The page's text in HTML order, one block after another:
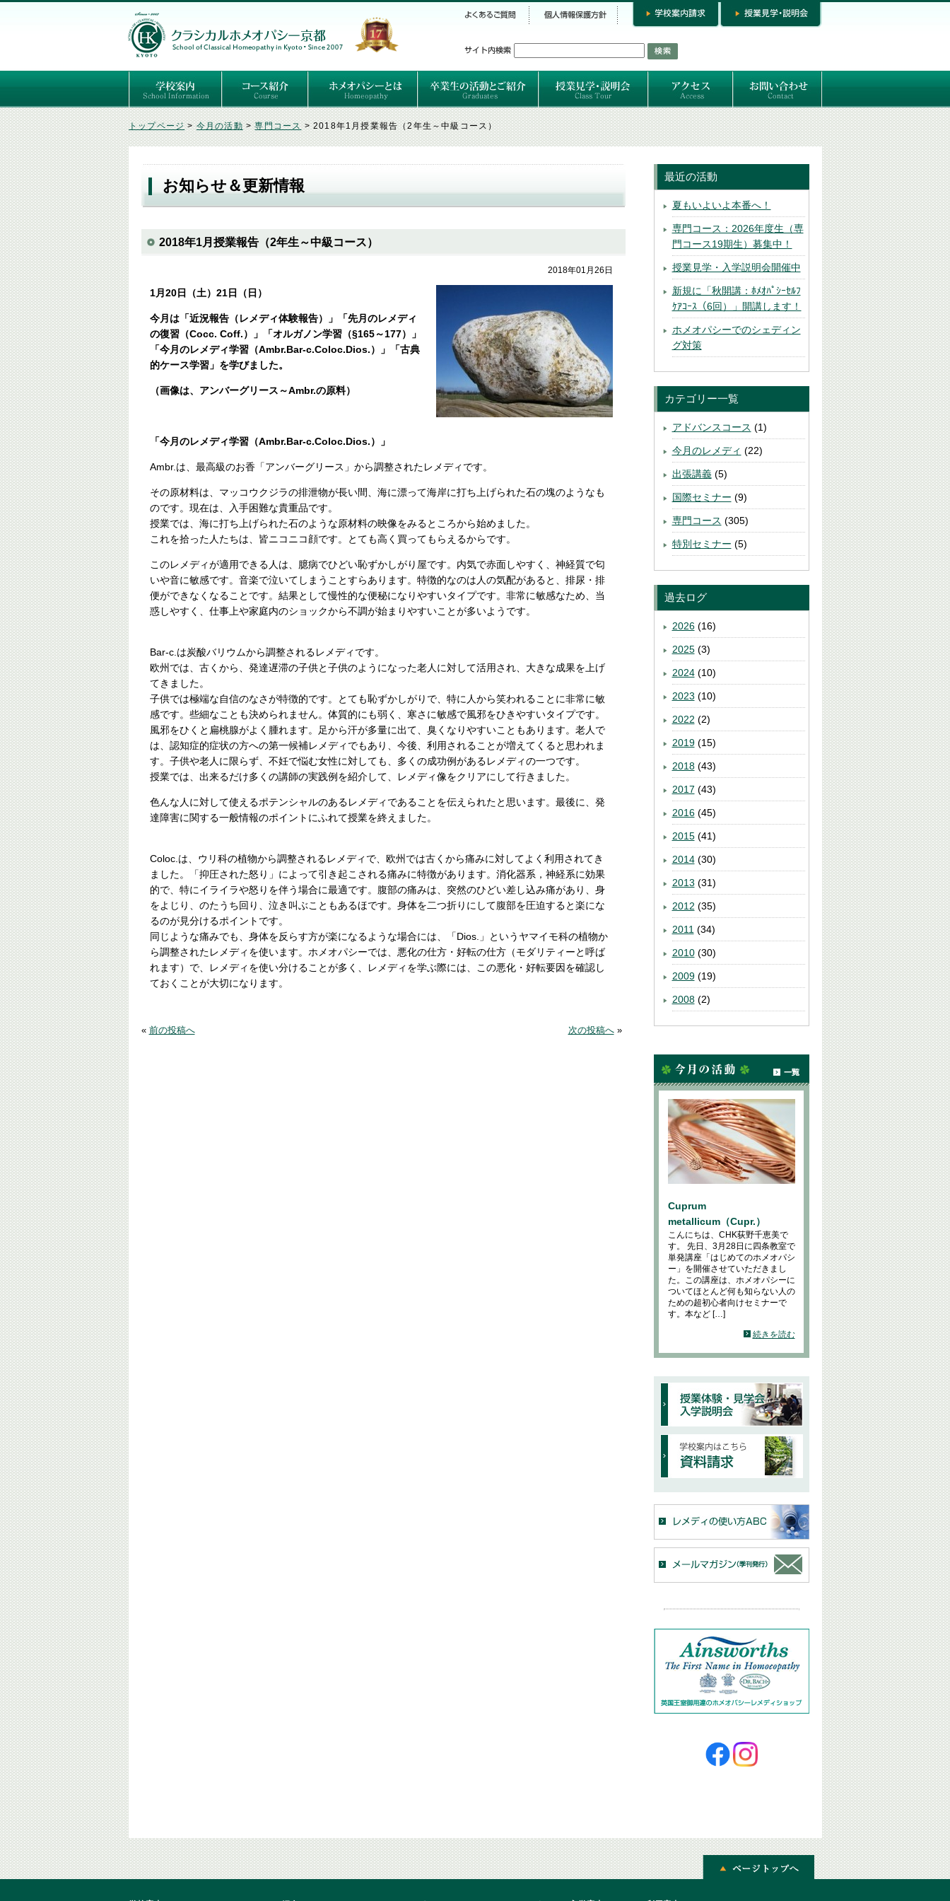
ごあいさつ
３つの基本理念
講師紹介
国際セミナー
ある日の学校生活（写真）
推薦者の声
よくあるご質問
予定表 はじめてのホメオパシー
セルフケアコース
専門コース（4年制）
専門コース（通信）
専門コース編入制度 ホメオパシーとは
クラシカルホメオパシーとは
オルガノンとは
ハーネマンの人生
ハーネマン以後のホメオパス
レメディの使い方ABC 卒業生のご紹介
卒業生の活動 お問い合わせ
専門コースお問い合わせ
専門コース入学お申し込み
個人セッション
トップページ>今月の活動>専門コース>2018年1月授業報告（2年生～中級コース）
お知らせ＆更新情報
2018年1月授業報告（2年生～中級コース）
2018年01月26日
1月20日（土）21日（日）
今月は「近況報告（レメディ体験報告）」「先月のレメディ
の復習（Cocc. Coff.）」「オルガノン学習（§165～177）」
「今月のレメディ学習（Ambr.Bar-c.Coloc.Dios.）」「古典
的ケース学習」を学びました。
（画像は、アンバーグリース～Ambr.の原料）
「今月のレメディ学習（Ambr.Bar-c.Coloc.Dios.）」
Ambr.は、最高級のお香「アンバーグリース」から調整されたレメディです。
その原材料は、マッコウクジラの排泄物が長い間、海に漂って海岸に打ち上げられた石の塊のようなも
のです。現在は、入手困難な貴重品です。
授業では、海に打ち上げられた石のような原材料の映像をみるところから始めました。
これを拾った人たちは、皆ニコニコ顔です。とても高く買ってもらえるからです。
このレメディが適用できる人は、臆病でひどい恥ずかしがり屋です。内気で赤面しやすく、神経質で匂
いや音に敏感です。音楽で泣いてしまうことすらあります。特徴的なのは人の気配があると、排尿・排
便ができなくなることです。結果として慢性的な便秘になりやすいタイプです。非常に敏感なため、当
惑しやすく、仕事上や家庭内のショックから不調が始まりやすいことが多いようです。
Bar-c.は炭酸バリウムから調整されるレメディです。
欧州では、古くから、発達遅滞の子供と子供のようになった老人に対して活用され、大きな成果を上げ
てきました。
子供では極端な自信のなさが特徴的です。とても恥ずかしがりで、特に人から笑われることに非常に敏
感です。些細なことも決められません。体質的にも弱く、寒さに敏感で風邪をひきやすいタイプです。
風邪をひくと扁桃腺がよく腫れます。足から汗が多量に出て、臭くなりやすいこともあります。老人で
は、認知症的症状の方への第一候補レメディでもあり、今後、利用されることが増えてくると思われま
す。子供や老人に限らず、不妊で悩む女性に対しても、多くの成功例があるレメディの一つです。
授業では、出来るだけ多くの講師の実践例を紹介して、レメディ像をクリアにして行きました。
色んな人に対して使えるポテンシャルのあるレメディであることを伝えられたと思います。最後に、発
達障害に関する一般情報のポイントにふれて授業を終えました。
Coloc.は、ウリ科の植物から調整されるレメディで、欧州では古くから痛みに対してよく利用されてき
ました。「抑圧された怒り」によって引き起こされる痛みに特徴があります。消化器系，神経系に効果
的で、特にイライラや怒りを伴う場合に最適です。腹部の痛みは、突然のひどい差し込み痛があり、身
をよじり、のたうち回り、泣き叫ぶこともあるほです。身体を二つ折りにして腹部を圧迫すると楽にな
るのが見分けるポイントです。
同じような痛みでも、身体を反らす方が楽になるような場合には、「Dios.」というヤマイモ科の植物か
ら調整されたレメディを使います。ホメオパシーでは、悪化の仕方・好転の仕方（モダリティーと呼ば
れます）で、レメディを使い分けることが多く、レメディを学ぶ際には、この悪化・好転要因を確認し
ておくことが大切になります。
« 前の投稿へ 次の投稿へ»
最近の活動
夏もいよいよ本番へ！
専門コース：2026年度生（専
門コース19期生）募集中！
授業見学・入学説明会開催中
新規に「秋開講：ﾎﾒｵﾊﾟｼｰｾﾙﾌ
ｹｱｺｰｽ（6回）」開講します！
ホメオパシーでのシェディン
グ対策
カテゴリー一覧
アドバンスコース (1)
今月のレメディ (22)
出張講義(5)
国際セミナー (9)
専門コース (305)
特別セミナー (5)
過去ログ
2026(16)
2025(3)
2024(10)
2023 (10)
2022 (2)
2019(15)
2018(43)
2017 (43)
2016(45)
2015(41)
2014(30)
2013 (31)
2012 (35)
2011 (34)
2010(30)
2009(19)
2008(2)
Cuprum
metallicum（Cupr.）
こんにちは、CHK荻野千恵美で
す。 先日、3月28日に四条教室で
単発講座「はじめてのホメオパシ
ー」を開催させていただきまし
た。この講座は、ホメオパシーに
ついてほとんど何も知らない人の
ための超初心者向けセミナーで
す。本など […]
続きを読む